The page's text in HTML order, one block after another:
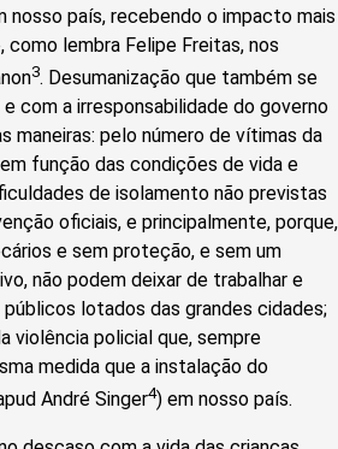
nosso país, recebendo o impacto mais
como lembra Felipe Freitas, nos
3. Desumanização que também se
com a irresponsabilidade do governo
maneiras: pelo número de vítimas da
função das condições de vida e
de isolamento não previstas
oficiais, e principalmente, porque,
e sem proteção, e sem um
não podem deixar de trabalhar e
lotados das grandes cidades;
violência policial que, sempre
medida que a instalação do
André Singer4) em nosso país.